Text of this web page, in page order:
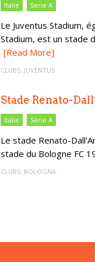
Italie Serie A
Le Juventus Stadium,
Stadium, est un stade
[Read More]
CLUBS: JUVENTUS
Stade Renato-
Italie Serie A
Le stade Renato-
stade du Bologne FC
CLUBS: BOLOGNA